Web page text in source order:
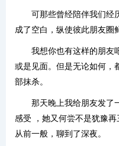
可那些曾经陪伴我们经
成了空白，纵使彼此朋友圈
我想你也有这样的朋友
或是见面。但是无论如何，
部抹杀。
那天晚上我给朋友发了
感受 ，她又何尝不是犹豫
从前一般，聊到了深夜。